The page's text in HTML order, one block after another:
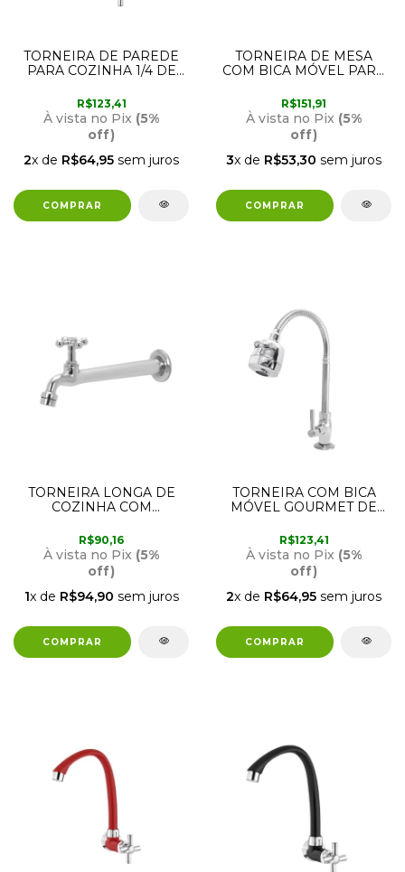
TORNEIRA DE PAREDE
PARA COZINHA 1/4 DE
R$123,41
À vista no Pix (5%
off)
2x de R$64,95 sem juros
TORNEIRA DE MESA
COM BICA MÓVEL PARA
LORENZETTI
R$151,91
À vista no Pix (5%
off)
3x de R$53,30 sem juros
TORNEIRA LONGA DE
COZINHA COM
FURKIN
R$90,16
À vista no Pix (5%
off)
1x de R$94,90 sem juros
TORNEIRA COM BICA
MÓVEL GOURMET DE
1/4 DE VOLTA 1155 C51
FURKIN
R$123,41
À vista no Pix (5%
off)
2x de R$64,95 sem juros